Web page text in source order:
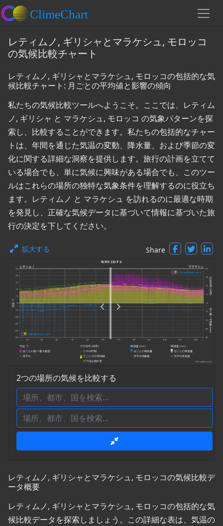
レティムノ, ギリシャとマラケシュ, モロッコ
の気候比較チャート
レティムノ, ギリシャとマラケシュ, モロッコの包括的な気
候比較チャート: 月ごとの平均値と影響の傾向
私たちの気候比較ツールへようこそ。ここでは、レティム
ノ, ギリシャ と マラケシュ, モロッコ の気象パターンを探
索し、比較することができます。私たちの包括的なチャー
トは、年間を通じた気温の変動、降水量、および季節の変
化に関する詳細な洞察を提供します。旅行の計画を立てて
いる場合でも、単に気候に興味がある場合でも、このツー
ルはこれらの場所の独特な気象条件を理解するのに役立ち
ます。レティムノ と マラケシュ を訪れるのに最適な時期
を発見し、正確な気候データに基づいて情報に基づいた旅
行の決定を下してください。
拡大する Share
2つの場所の気候を比較する
レティムノ, ギリシャとマラケシュ, モロッコの気候比較デ
ータ概要
レティムノ, ギリシャとマラケシュ, モロッコの包括的な気
候比較データを探索しましょう。この詳細な表は、気温の